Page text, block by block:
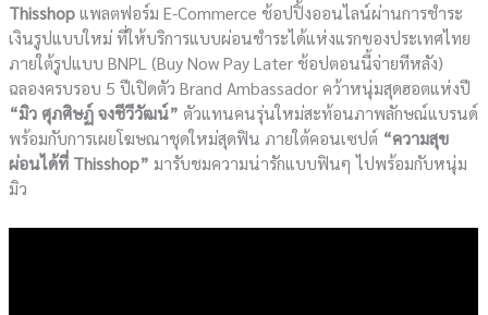
Thisshopแพลตฟอร์ม E-Commerce ช้อปปิ้งออนไลน์ผ่านการชำระ
เงินรูปแบบใหม่ ที่ให้บริการแบบผ่อนชำระได้แห่งแรกของประเทศไทย
ภายใต้รูปแบบ BNPL (Buy Now Pay Later ช้อปตอนนี้จ่ายทีหลัง)
ฉลองครบรอบ 5 ปีเปิดตัว Brand Ambassador คว้าหนุ่มสุดฮอตแห่งปี
“มิว ศุภศิษฏ์ จงชีวีวัฒน์” ตัวแทนคนรุ่นใหม่สะท้อนภาพลักษณ์แบรนด์
พร้อมกับการเผยโฆษณาชุดใหม่สุดฟิน ภายใต้คอนเซปต์ “ความสุข
ผ่อนได้ที่ Thisshop” มารับชมความน่ารักแบบฟินๆ ไปพร้อมกับหนุ่ม
มิว